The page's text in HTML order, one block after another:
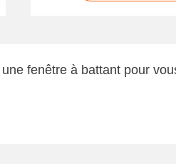
fenêtre à battant pour